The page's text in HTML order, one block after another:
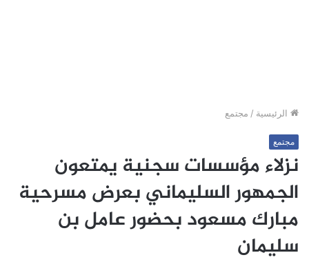
الرئيسية / مجتمع
مجتمع
نزلاء مؤسسات سجنية يمتعون
الجمهور السليماني بعرض مسرحية
مبارك مسعود بحضور عامل بن
سليمان